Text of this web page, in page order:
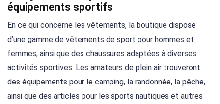
équipements sportifs
En ce qui concerne les vêtements, la boutique dispose
d’une gamme de vêtements de sport pour hommes et
femmes, ainsi que des chaussures adaptées à diverses
activités sportives. Les amateurs de plein air trouveront
des équipements pour le camping, la randonnée, la pêche,
ainsi que des articles pour les sports nautiques et autres